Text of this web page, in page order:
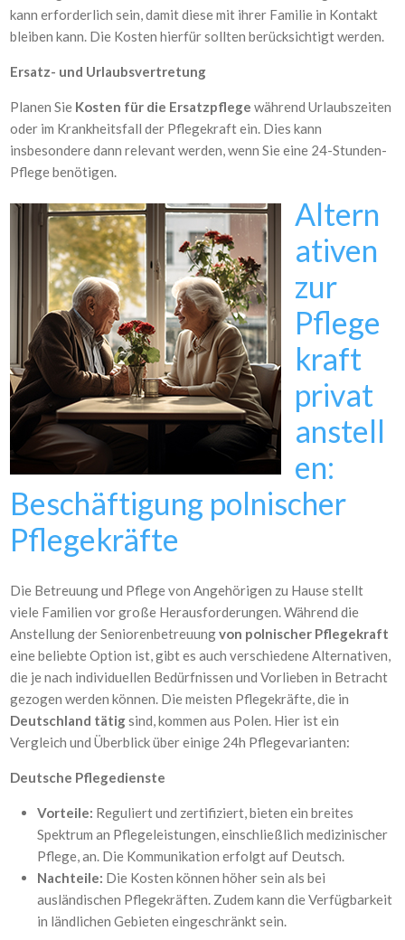
kann erforderlich sein, damit diese mit ihrer Familie in Kontakt
bleiben kann. Die Kosten hierfür sollten berücksichtigt werden.
Ersatz- und Urlaubsvertretung
Planen Sie Kosten für die Ersatzpflegewährend Urlaubszeiten
oder im Krankheitsfall der Pflegekraft ein. Dies kann
insbesondere dann relevant werden, wenn Sie eine 24-Stunden-
Pflege benötigen.
Altern
ativen
zur
Pflege
kraft
privat
anstell
en:
Beschäftigung polnischer
Pflegekräfte
Die Betreuung und Pflege von Angehörigen zu Hause stellt
viele Familien vor große Herausforderungen. Während die
Anstellung der Seniorenbetreuungvon polnischer Pflegekraft
eine beliebte Option ist, gibt es auch verschiedene Alternativen,
die je nach individuellen Bedürfnissen und Vorlieben in Betracht
gezogen werden können. Die meisten Pflegekräfte, die in
Deutschland tätigsind, kommen aus Polen. Hier ist ein
Vergleich und Überblick über einige 24h Pflegevarianten:
Deutsche Pflegedienste
Vorteile: Reguliert und zertifiziert, bieten ein breites
Spektrum an Pflegeleistungen, einschließlich medizinischer
Pflege, an. Die Kommunikation erfolgt auf Deutsch.
Nachteile: Die Kosten können höher sein als bei
ausländischen Pflegekräften. Zudem kann die Verfügbarkeit
in ländlichen Gebieten eingeschränkt sein.